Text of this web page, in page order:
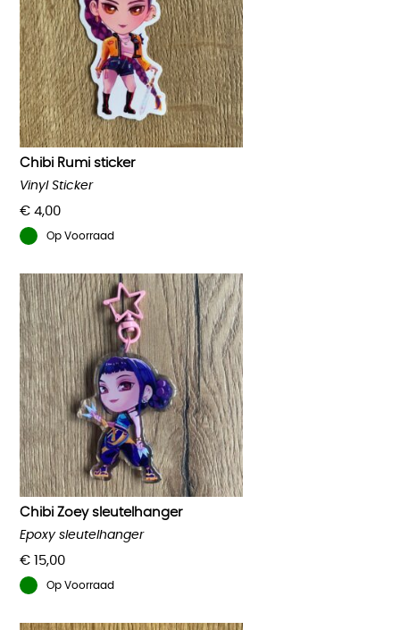
Chibi Rumi sticker
€ 4,00
Vinyl Sticker
Op Voorraad
Chibi Zoey sleutelhanger
€ 15,00
Epoxy sleutelhanger
Op Voorraad